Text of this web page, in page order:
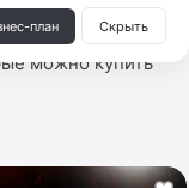
можно купить
план Скрыть